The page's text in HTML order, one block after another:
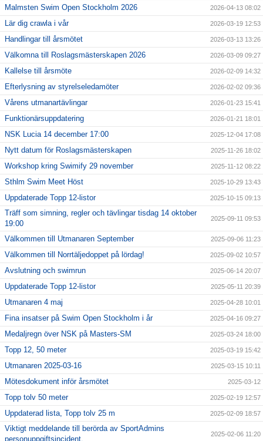
Malmsten Swim Open Stockholm 2026 2026-04-13 08:02
Lär dig crawla i vår 2026-03-19 12:53
Handlingar till årsmötet 2026-03-13 13:26
Välkomna till Roslagsmästerskapen 2026 2026-03-09 09:27
Kallelse till årsmöte 2026-02-09 14:32
Efterlysning av styrelseledamöter 2026-02-02 09:36
Vårens utmanartävlingar 2026-01-23 15:41
Funktionärsuppdatering 2026-01-21 18:01
NSK Lucia 14 december 17:00 2025-12-04 17:08
Nytt datum för Roslagsmästerskapen 2025-11-26 18:02
Workshop kring Swimify 29 november 2025-11-12 08:22
Sthlm Swim Meet Höst 2025-10-29 13:43
Uppdaterade Topp 12-listor 2025-10-15 09:13
Träff som simning, regler och tävlingar tisdag 14 oktober
19:00
2025-09-11 09:53
Välkommen till Utmanaren September 2025-09-06 11:23
Välkommen till Norrtäljedoppet på lördag! 2025-09-02 10:57
Avslutning och swimrun 2025-06-14 20:07
Uppdaterade Topp 12-listor 2025-05-11 20:39
Utmanaren 4 maj 2025-04-28 10:01
Fina insatser på Swim Open Stockholm i år 2025-04-16 09:27
Medaljregn över NSK på Masters-SM 2025-03-24 18:00
Topp 12, 50 meter 2025-03-19 15:42
Utmanaren 2025-03-16 2025-03-15 10:11
Mötesdokument inför årsmötet 2025-03-12
Topp tolv 50 meter 2025-02-19 12:57
Uppdaterad lista, Topp tolv 25 m 2025-02-09 18:57
Viktigt meddelande till berörda av SportAdmins
personuppgiftsincident.
2025-02-06 11:20